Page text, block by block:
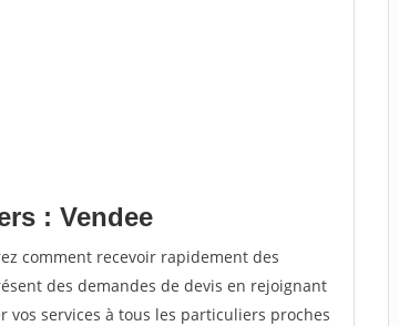
: Vendee
comment recevoir rapidement des
des demandes de devis en rejoignant
services à tous les particuliers proches